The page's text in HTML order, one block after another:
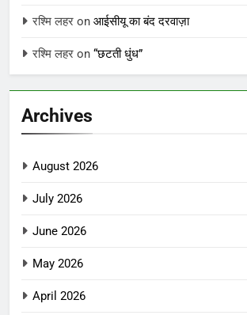
रश्मि लहर on आईसीयू का बंद दरवाज़ा
रश्मि लहर on “छटती धुंध”
Archives
August 2026
July 2026
June 2026
May 2026
April 2026